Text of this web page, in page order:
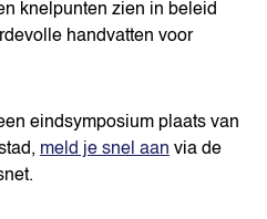
knelpunten zien in beleid
handvatten voor
eindsymposium plaats van
meld je snel aan via de